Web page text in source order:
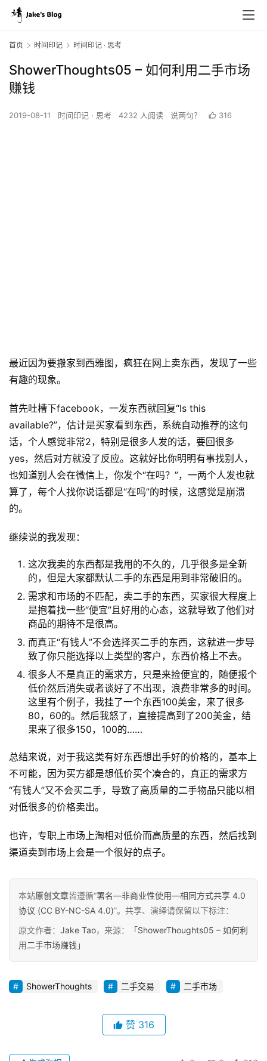
原
创
行
业
动
态
碎
推
首页 时间印记 时间印记 · 思考
ShowerThoughts05 – 如何利用二手市场
赚钱
2019-08-11 时间印记 · 思考 4232 人阅读 说两句？ 316
最近因为要搬家到西雅图，疯狂在网上卖东西，发现了一些
有趣的现象。
首先吐槽下facebook，一发东西就回复“Is this
available?”，估计是买家看到东西，系统自动推荐的这句
话，个人感觉非常2，特别是很多人发的话，要回很多
yes，然后对方就没了反应。这就好比你明明有事找别人，
也知道别人会在微信上，你发个“在吗？”，一两个人发也就
算了，每个人找你说话都是“在吗”的时候，这感觉是崩溃
的。
继续说的我发现：
这次我卖的东西都是我用的不久的，几乎很多是全新
的，但是大家都默认二手的东西是用到非常破旧的。
需求和市场的不匹配，卖二手的东西，买家很大程度上
是抱着找一些“便宜”且好用的心态，这就导致了他们对
商品的期待不是很高。
而真正“有钱人”不会选择买二手的东西，这就进一步导
致了你只能选择以上类型的客户，东西价格上不去。
很多人不是真正的需求方，只是来捡便宜的，随便报个
低价然后消失或者谈好了不出现，浪费非常多的时间。
这里有个例子，我挂了一个东西100美金，来了很多
80，60的。然后我怒了，直接提高到了200美金，结
果来了很多150，100的……
总结来说，对于我这类有好东西想出手好的价格的，基本上
不可能，因为买方都是想低价买个凑合的，真正的需求方
“有钱人”又不会买二手，导致了高质量的二手物品只能以相
对低很多的价格卖出。
也许，专职上市场上淘相对低价而高质量的东西，然后找到
渠道卖到市场上会是一个很好的点子。
本站原创文章皆遵循“署名—非商业性使用—相同方式共享 4.0
协议 (CC BY-NC-SA 4.0)”。共享、演绎请保留以下标注：
原文作者： Jake Tao，来源：
「ShowerThoughts05 – 如何利
用二手市场赚钱」
ShowerThoughts 二手交易 二手市场
赞 316